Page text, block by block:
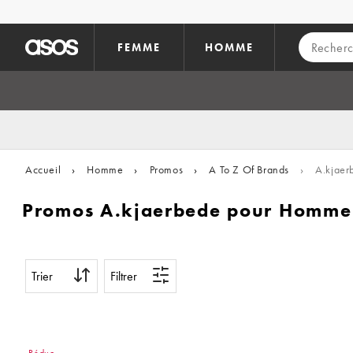
FEMME HOMME
Accueil › Homme › Promos › A To Z Of Brands ›
Promos A.kjaerbede pour Homme
Trier Filtrer